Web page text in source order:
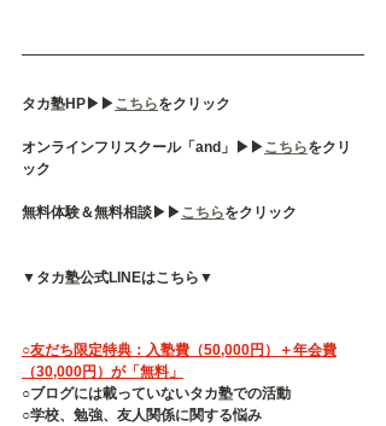
タカ塾HP▶︎▶︎こちらをクリック
オンラインフリスクール「and」▶︎▶︎こちらをクリ
ック
無料体験＆無料相談▶︎▶︎こちらをクリック
▼タカ塾公式LINEはこちら▼
○友だち限定特典：入塾費（50,000円）＋年会費
（30,000円）が「無料」
○ブログには載っていないタカ塾での活動
○学校、勉強、友人関係に関する悩み